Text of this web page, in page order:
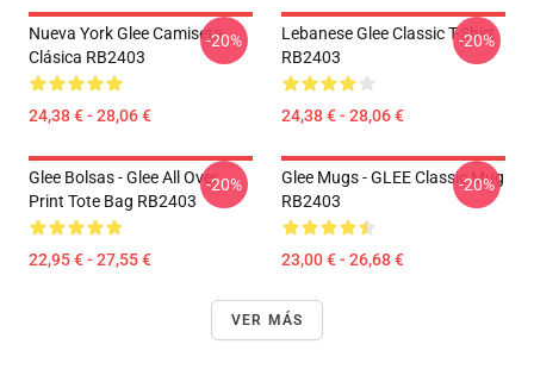
Nueva York Glee Camiseta
Clásica RB2403
24,38 € - 28,06 €
-20%
Lebanese Glee Classic T-Shirt
RB2403
24,38 € - 28,06 €
-20%
Glee Bolsas - Glee All Over
Print Tote Bag RB2403
22,95 € - 27,55 €
-20%
Glee Mugs - GLEE Classic Mug
RB2403
23,00 € - 26,68 €
-20%
VER MÁS